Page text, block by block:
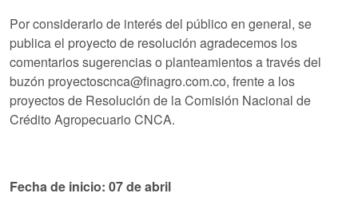
Por considerarlo de interés del público en general, se
publica el proyecto de resolución agradecemos los
comentarios sugerencias o planteamientos a través del
buzón proyectoscnca@finagro.com.co, frente a los
proyectos de Resolución de la Comisión Nacional de
Crédito Agropecuario CNCA.
Fecha de inicio: 07 de abril